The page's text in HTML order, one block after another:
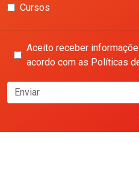
Cursos
Aceito receber
acordo com as Políticas
Enviar